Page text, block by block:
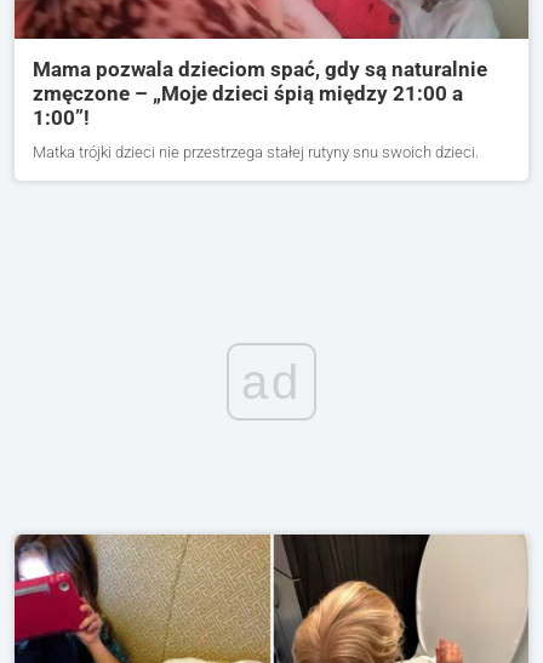
Mama pozwala dzieciom spać, gdy są naturalnie
zmęczone – „Moje dzieci śpią między 21:00 a
1:00”!
Matka trójki dzieci nie przestrzega stałej rutyny snu swoich dzieci.
ad